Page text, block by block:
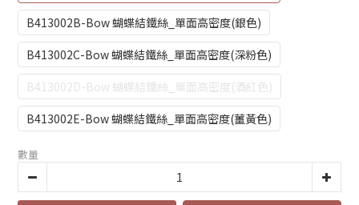
B413002B-Bow 蝴蝶結鐵絲_單面高密度(銀色)
B413002C-Bow 蝴蝶結鐵絲_單面高密度(深粉色)
B413002D-Bow 蝴蝶結鐵絲_單面高密度(酒紅色)
B413002E-Bow 蝴蝶結鐵絲_單面高密度(薑黃色)
數量